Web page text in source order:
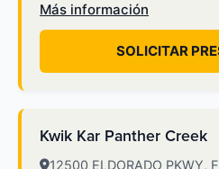
Más información
SOLICITAR
Kwik Kar Panther Creek
12500 ELDORADO PKWY,